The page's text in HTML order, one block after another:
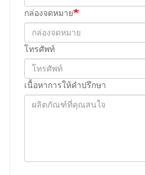
กล่องจดหมาย
โทรศัพท์
เนื้อหาการให้คําปรึกษา